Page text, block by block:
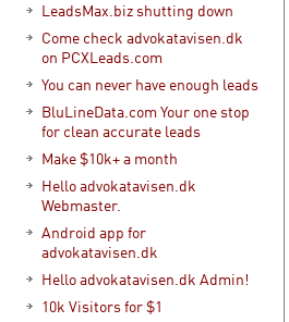
LeadsMax.biz shutting down
Come check advokatavisen.dk
on PCXLeads.com
You can never have enough leads
BluLineData.com Your one stop
for clean accurate leads
Make $10k+ a month
Hello advokatavisen.dk
Webmaster.
Android app for
advokatavisen.dk
Hello advokatavisen.dk Admin!
10k Visitors for $1